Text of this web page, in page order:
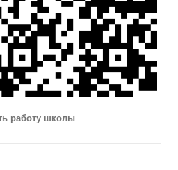
работу школы